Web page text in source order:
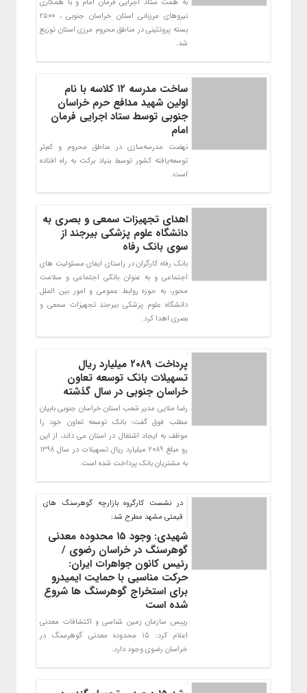
به همت ستاد اجرایی فرمان امام و با همکاری
نیروهای مرزبانی استان خراسان جنوبی ، ٢٥٠٠
بسته پروتئينی در مناطق محروم مرزی استان توزیع
شد.
ساخت مدرسه ۱۲ کلاسه با نام
اولین شهید مدافع حرم خراسان
جنوبی توسط ستاد اجرایی فرمان
امام
نهضت مدرسه‌سازی در مناطق محروم و کم‌تر
توسعه‌یافته کشور توسط بنیاد برکت به راه افتاده
است.
اهدای تجهیزات سمعی و بصری به
دانشگاه علوم پزشکی بیرجند از
سوی بانک رفاه
بانک رفاه کارگران در راستای ایفای مسئولیت های
اجتماعی و به عنوان بانکی اجتماعی و سلامت
محور، به حوزه روابط عمومی و امور بین الملل
دانشگاه علوم پزشکی بیرجند تجهیزات سمعی و
بصری اهدا کرد.
پرداخت ۲۰۸۹ میلیارد ریال
تسهیلات بانک توسعه تعاون
خراسان جنوبی در سال گذشته
رضا ملایی مدیر شعب استان خراسان جنوبی بابیان
مطلب فوق گفت: بانک توسعه تعاون خود را
موظف به ایجاد اشتغال در استان می داند، از این
رو مبلغ 2089 میلیارد ریال تسهیلات در سال 1398
به مشتریان بانک پرداخت شده است.
در نشست کارگروه بازارچه گوهرسنگ های
قیمتی مشهد مطرح شد:
شهیدی: وجود ۱۵ محدوده معدنی
گوهرسنگ در خراسان رضوی /
رئیس کانون جواهرات ایران:
حرکت مناسبی با حمایت ایمیدرو
برای استخراج گوهرسنگ ها شروع
شده است
رییس سازمان زمین شناسی و اکتشافات معدنی
اعلام کرد: ۱۵ محدوده معدنی گوهرسنگ در
خراسان رضوی وجود دارد.